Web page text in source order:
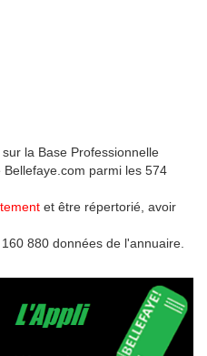
la Base Professionnelle
parmi les 574
et être répertorié, avoir
880 données de l'annuaire.